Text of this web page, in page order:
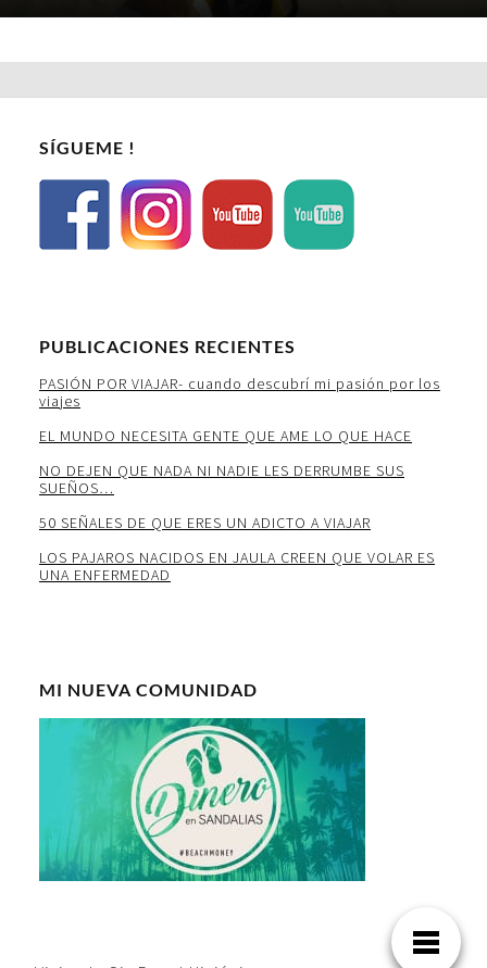
SÍGUEME !
PUBLICACIONES RECIENTES
PASIÓN POR VIAJAR- cuando descubrí mi pasión por los
viajes
EL MUNDO NECESITA GENTE QUE AME LO QUE HACE
NO DEJEN QUE NADA NI NADIE LES DERRUMBE SUS
SUEÑOS…
50 SEÑALES DE QUE ERES UN ADICTO A VIAJAR
LOS PAJAROS NACIDOS EN JAULA CREEN QUE VOLAR ES
UNA ENFERMEDAD
MI NUEVA COMUNIDAD